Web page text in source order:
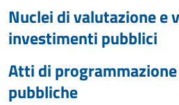
Nuclei di valutazione e
investimenti pubblici
Atti di
pubbliche